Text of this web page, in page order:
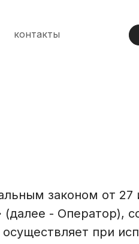
контакты
законом от
- Оператор),
при